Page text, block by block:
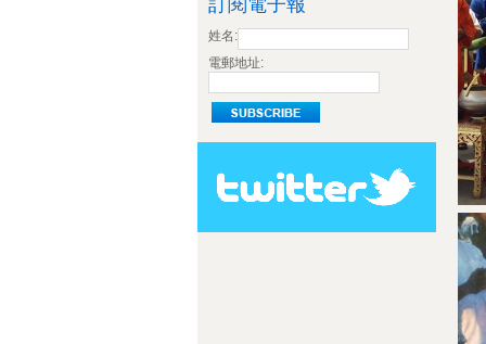
訂閱電子報
姓名:
電郵地址: